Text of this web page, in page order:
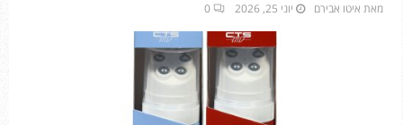
מאת איטו אבירם יוני 25, 2026 0